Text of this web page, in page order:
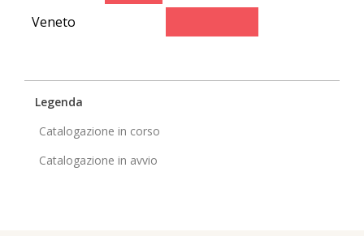
Veneto
Legenda
Catalogazione in corso
Catalogazione in avvio